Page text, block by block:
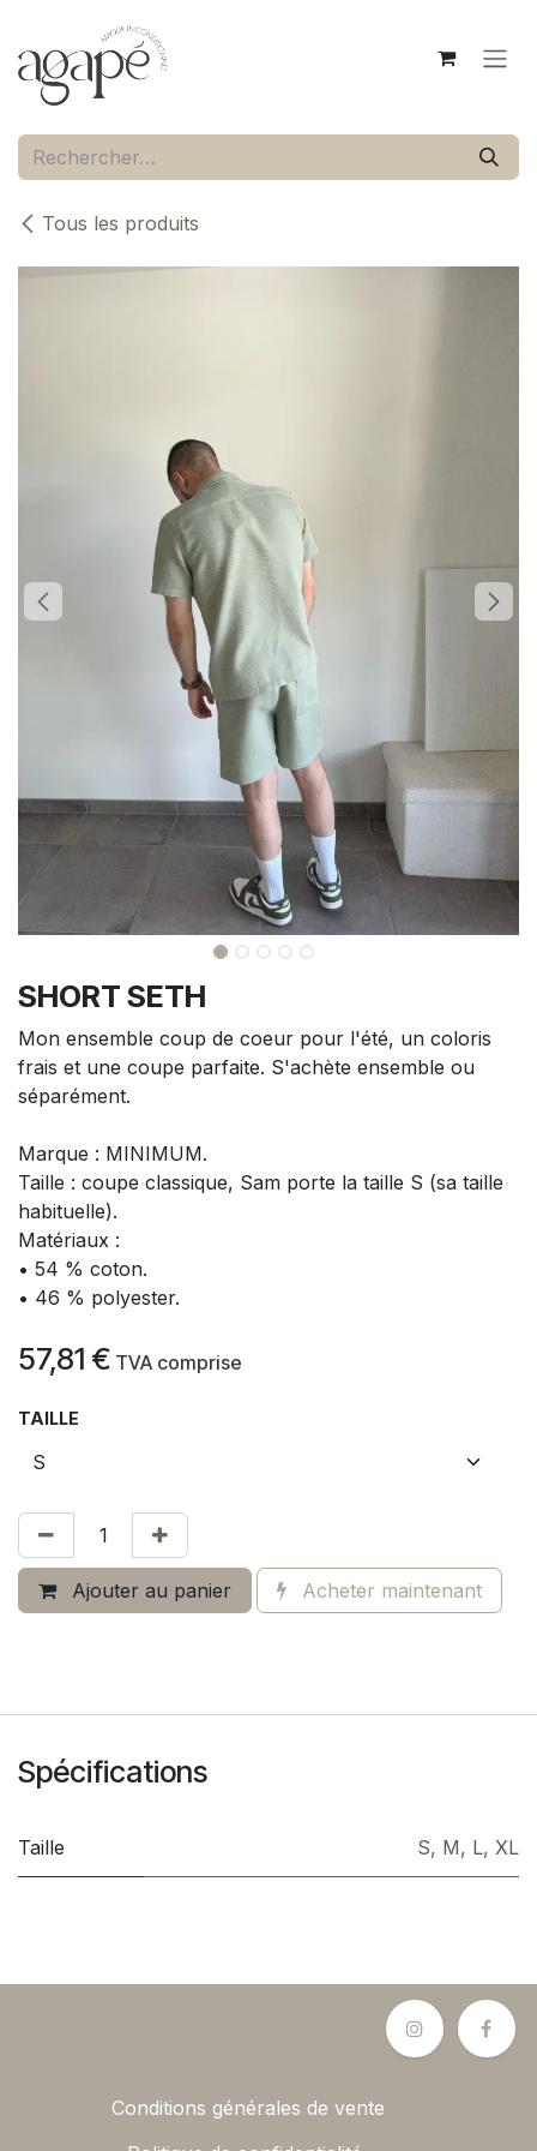
Tous les produits
SHORT SETH
Mon ensemble coup de coeur pour l'été, un coloris
frais et une coupe parfaite. S'achète ensemble ou
séparément.
Marque : MINIMUM.
Taille : coupe classique, Sam porte la taille S (sa taille
habituelle).
Matériaux :
• 54 % coton.
• 46 % polyester.
57,81 € TVA comprise
TAILLE
Ajouter au panier Acheter maintenant
Spécifications
Taille S, M, L, XL
Conditions générales de vente